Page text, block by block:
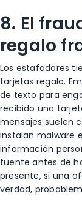
8. El
regalo
Los estafadores
tarjetas regalo.
de texto para
recibido una
mensajes suelen
instalan malware
información
fuente antes de
presente, si una
verdad,